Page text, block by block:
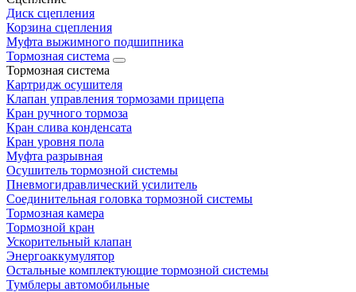
Диск сцепления
Корзина сцепления
Муфта выжимного подшипника
Тормозная система
Тормозная система
Картридж осушителя
Клапан управления тормозами прицепа
Кран ручного тормоза
Кран слива конденсата
Кран уровня пола
Муфта разрывная
Осушитель тормозной системы
Пневмогидравлический усилитель
Соединительная головка тормозной системы
Тормозная камера
Тормозной кран
Ускорительный клапан
Энергоаккумулятор
Остальные комплектующие тормозной системы
Тумблеры автомобильные